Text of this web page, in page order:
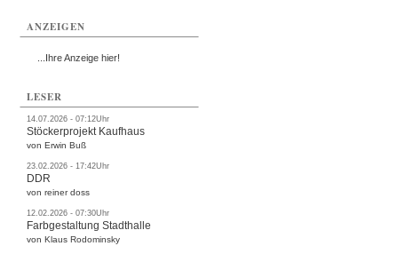
ANZEIGEN
...Ihre Anzeige hier!
LESER
14.07.2026 - 07:12Uhr
Stöckerprojekt Kaufhaus
von Erwin Buß
23.02.2026 - 17:42Uhr
DDR
von reiner doss
12.02.2026 - 07:30Uhr
Farbgestaltung Stadthalle
von Klaus Rodominsky